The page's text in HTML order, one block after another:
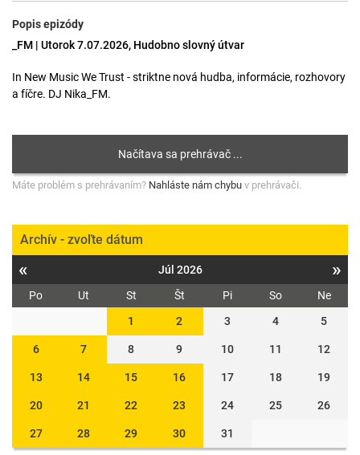
Popis epizódy
_FM | Utorok 7.07.2026, Hudobno slovný útvar
In New Music We Trust - striktne nová hudba, informácie, rozhovory
a fíčre. DJ Nika_FM.
Máte problém s prehrávaním? Nahláste nám chybu v prehrávači.
Archív - zvoľte dátum
« Júl 2026 »
Po Ut St Št Pi So
Ne
1
2 3 4 5
6 7 8 9 10 11 12
13 14 15 16 17 18 19
20 21 22 23 24 25 26
27 28 29 30 31